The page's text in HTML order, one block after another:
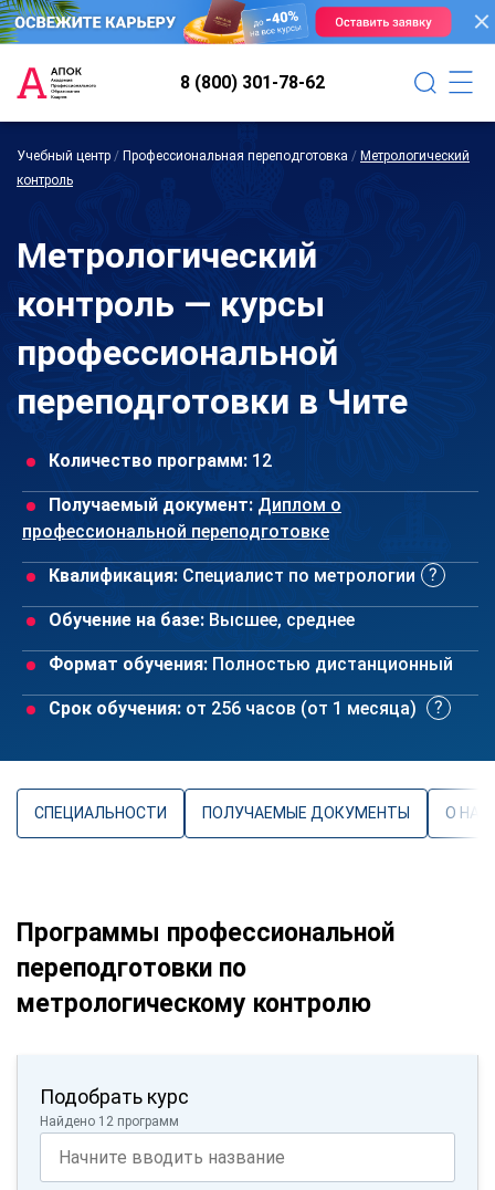
8 (800) 301-78-62
Учебный центр / Профессиональная переподготовка / Метрологический
контроль
Метрологический
контроль — курсы
профессиональной
переподготовки в Чите
Количество программ: 12
Получаемый документ: Диплом о
профессиональной переподготовке
Квалификация: Специалист по метрологии
Обучение на базе: Высшее, среднее
Формат обучения: Полностью дистанционный
Срок обучения: от 256 часов (от 1 месяца)
СПЕЦИАЛЬНОСТИ ПОЛУЧАЕМЫЕ ДОКУМЕНТЫ О
Программы профессиональной
переподготовки по
метрологическому контролю
Подобрать курс
Найдено 12 программ